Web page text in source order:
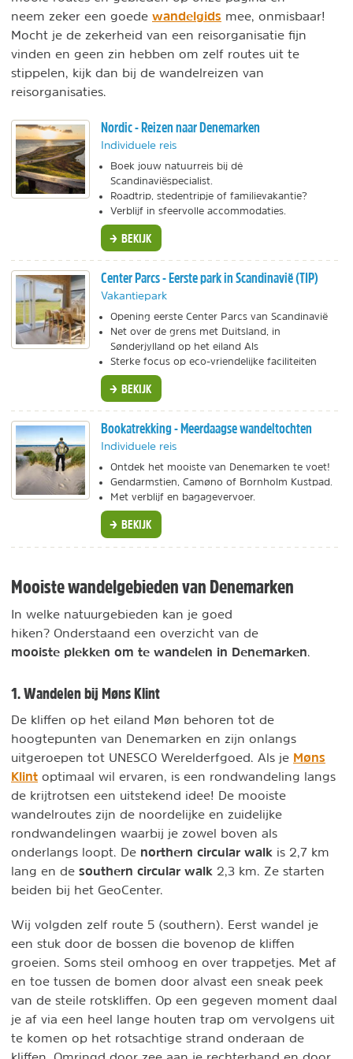
neem zeker een goede wandelgids mee, onmisbaar!
Mocht je de zekerheid van een reisorganisatie fijn
vinden en geen zin hebben om zelf routes uit te
stippelen, kijk dan bij de wandelreizen van
reisorganisaties.
Nordic - Reizen naar Denemarken
Individuele reis
Boek jouw natuurreis bij dé
Scandinaviëspecialist.
Roadtrip, stedentripje of familievakantie?
Verblijf in sfeervolle accommodaties.
BEKIJK
Center Parcs - Eerste park in Scandinavië (TIP)
Vakantiepark
Opening eerste Center Parcs van Scandinavië
Net over de grens met Duitsland, in
Sønderjylland op het eiland Als
Sterke focus op eco-vriendelijke faciliteiten
BEKIJK
Bookatrekking - Meerdaagse wandeltochten
Individuele reis
Ontdek het mooiste van Denemarken te voet!
Gendarmstien, Camøno of Bornholm Kustpad.
Met verblijf en bagagevervoer.
BEKIJK
Mooiste wandelgebieden van Denemarken
In welke natuurgebieden kan je goed
hiken? Onderstaand een overzicht van de
mooiste plekken om te wandelen in Denemarken
1. Wandelen bij Møns Klint
De kliffen op het eiland Møn behoren tot de
hoogtepunten van Denemarken en zijn onlangs
uitgeroepen tot UNESCO Werelderfgoed. Als je Møns
Klint optimaal wil ervaren, is een rondwandeling langs
de krijtrotsen een uitstekend idee! De mooiste
wandelroutes zijn de noordelijke en zuidelijke
rondwandelingen waarbij je zowel boven als
onderlangs loopt. De northern circular walk is 2,7 km
lang en de southern circular walk 2,3 km. Ze starten
beiden bij het GeoCenter.
Wij volgden zelf route 5 (southern). Eerst wandel je
een stuk door de bossen die bovenop de kliffen
groeien. Soms steil omhoog en over trappetjes. Met af
en toe tussen de bomen door alvast een sneak peek
van de steile rotskliffen. Op een gegeven moment daal
je af via een heel lange houten trap om vervolgens uit
te komen op het rotsachtige strand onderaan de
kliffen. Omringd door zee aan je rechterhand en door